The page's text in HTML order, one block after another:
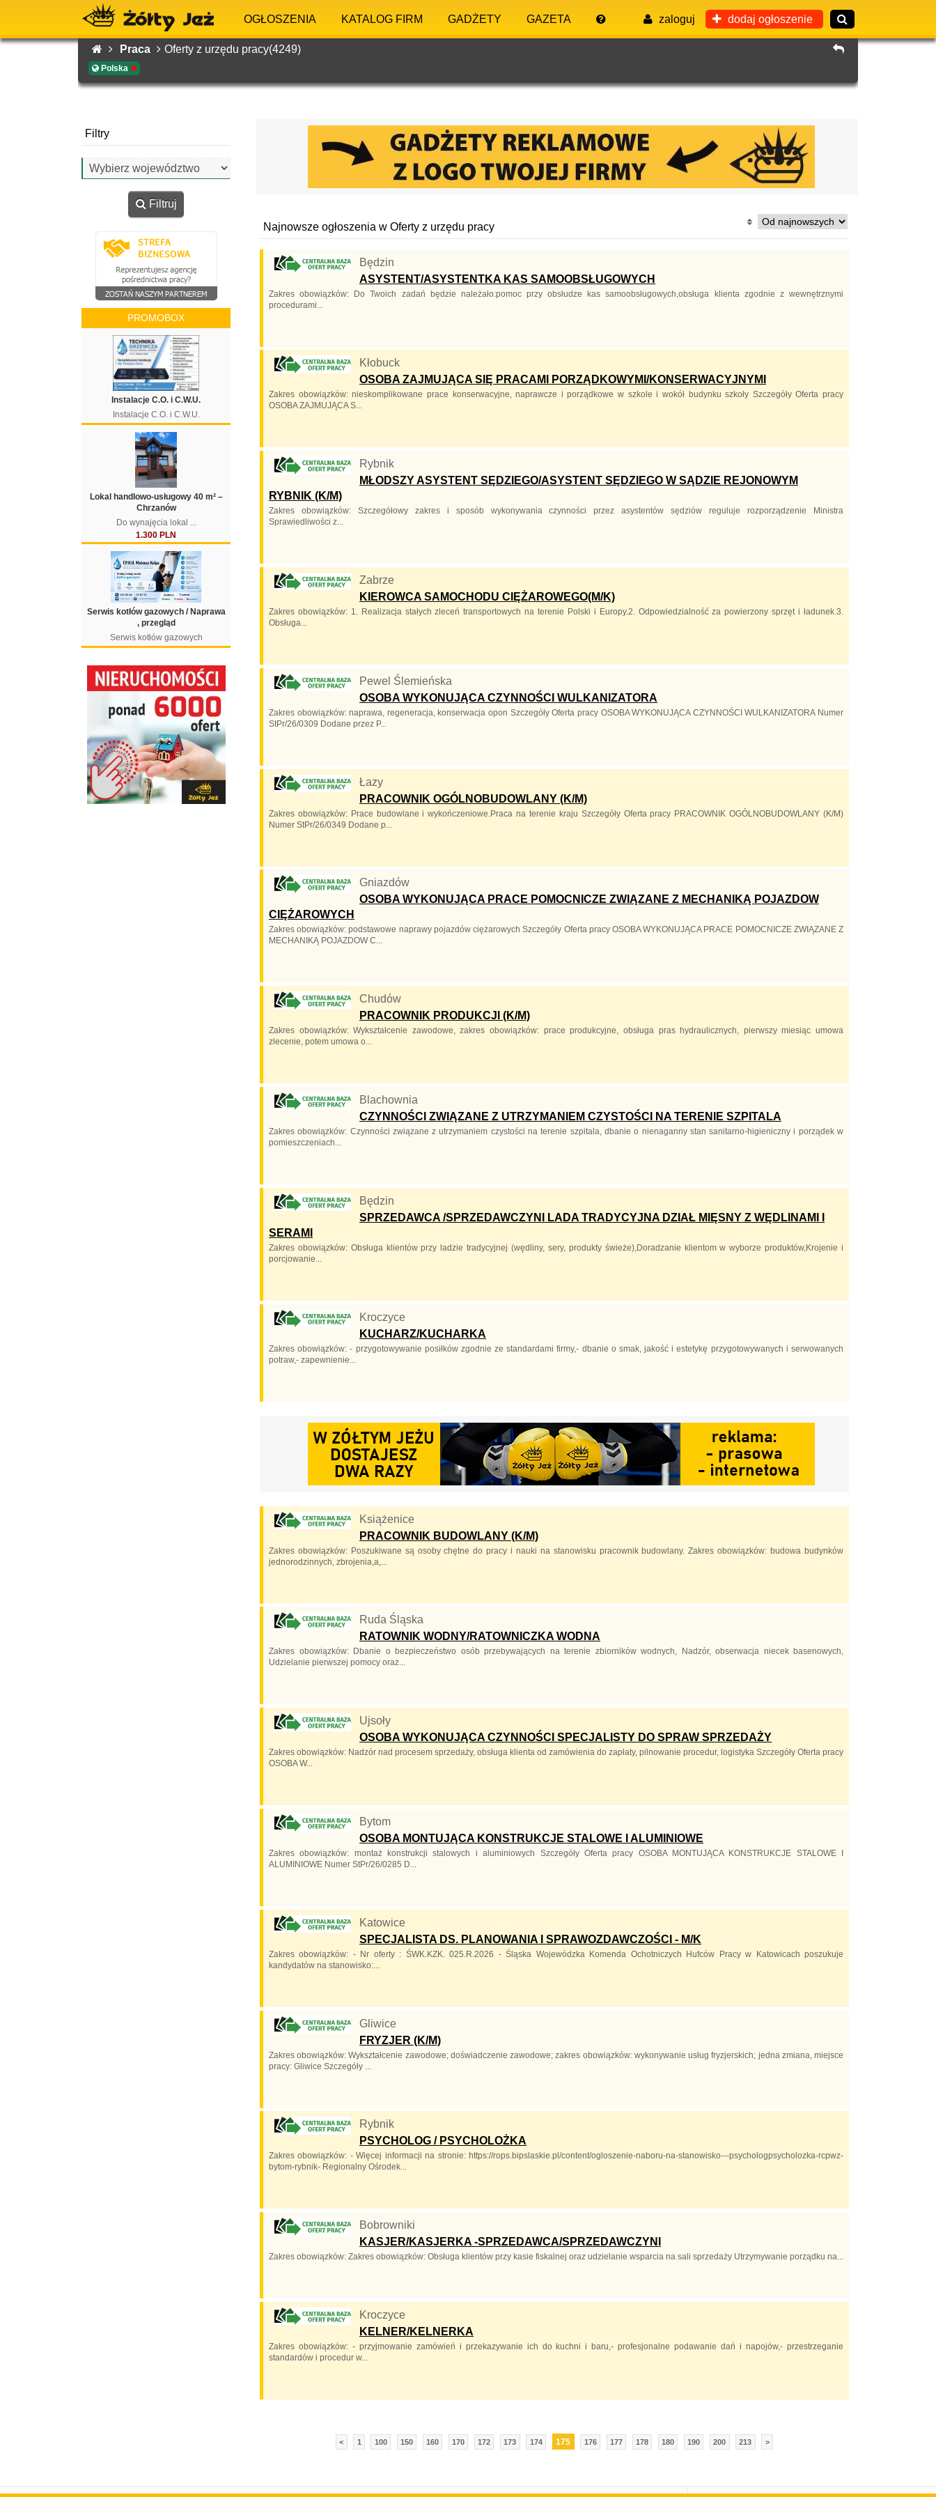
OGŁOSZENIA KATALOG FIRM GADŻETY GAZETA zaloguj dodaj ogłoszenie
Praca Oferty z urzędu pracy(4249)
Polska
Filtry
Filtruj
PROMOBOX
Instalacje C.O. i C.W.U.
Instalacje C.O. i C.W.U.
Lokal handlowo-usługowy 40 m² –
Chrzanów
Do wynajęcia lokal ...
1.300 PLN
Serwis kotłów gazowych / Naprawa
, przegląd
Serwis kotłów gazowych
Najnowsze ogłoszenia w Oferty z urzędu pracy
Będzin
ASYSTENT/ASYSTENTKA KAS SAMOOBSŁUGOWYCH
Zakres obowiązków: Do Twoich zadań będzie należało:pomoc przy obsłudze kas samoobsługowych,obsługa klienta zgodnie z wewnętrznymi
procedurami...
Kłobuck
OSOBA ZAJMUJĄCA SIĘ PRACAMI PORZĄDKOWYMI/KONSERWACYJNYMI
Zakres obowiązków: nieskomplikowane prace konserwacyjne, naprawcze i porządkowe w szkole i wokół budynku szkoły Szczegóły Oferta pracy
OSOBA ZAJMUJĄCA S...
Rybnik
MŁODSZY ASYSTENT SĘDZIEGO/ASYSTENT SĘDZIEGO W SĄDZIE REJONOWYM
RYBNIK (K/M)
Zakres obowiązków: Szczegółowy zakres i sposób wykonywania czynności przez asystentów sędziów reguluje rozporządzenie Ministra
Sprawiedliwości z...
Zabrze
KIEROWCA SAMOCHODU CIĘŻAROWEGO(M/K)
Zakres obowiązków: 1. Realizacja stałych zleceń transportowych na terenie Polski i Europy.2. Odpowiedzialność za powierzony sprzęt i ładunek.3.
Obsługa...
Pewel Ślemieńska
OSOBA WYKONUJĄCA CZYNNOŚCI WULKANIZATORA
Zakres obowiązków: naprawa, regeneracja, konserwacja opon Szczegóły Oferta pracy OSOBA WYKONUJĄCA CZYNNOŚCI WULKANIZATORA Numer
StPr/26/0309 Dodane przez P...
Łazy
PRACOWNIK OGÓLNOBUDOWLANY (K/M)
Zakres obowiązków: Prace budowlane i wykończeniowe.Praca na terenie kraju Szczegóły Oferta pracy PRACOWNIK OGÓLNOBUDOWLANY (K/M)
Numer StPr/26/0349 Dodane p...
Gniazdów
OSOBA WYKONUJĄCA PRACE POMOCNICZE ZWIĄZANE Z MECHANIKĄ POJAZDOW
CIĘŻAROWYCH
Zakres obowiązków: podstawowe naprawy pojazdów ciężarowych Szczegóły Oferta pracy OSOBA WYKONUJĄCA PRACE POMOCNICZE ZWIĄZANE Z
MECHANIKĄ POJAZDOW C...
Chudów
PRACOWNIK PRODUKCJI (K/M)
Zakres obowiązków: Wykształcenie zawodowe, zakres obowiązków: prace produkcyjne, obsługa pras hydraulicznych, pierwszy miesiąc umowa
zlecenie, potem umowa o...
Blachownia
CZYNNOŚCI ZWIĄZANE Z UTRZYMANIEM CZYSTOŚCI NA TERENIE SZPITALA
Zakres obowiązków: Czynności związane z utrzymaniem czystości na terenie szpitala, dbanie o nienaganny stan sanitarno-higieniczny i porządek w
pomieszczeniach...
Będzin
SPRZEDAWCA /SPRZEDAWCZYNI LADA TRADYCYJNA DZIAŁ MIĘSNY Z WĘDLINAMI I
SERAMI
Zakres obowiązków: Obsługa klientów przy ladzie tradycyjnej (wędliny, sery, produkty świeże),Doradzanie klientom w wyborze produktów,Krojenie i
porcjowanie...
Kroczyce
KUCHARZ/KUCHARKA
Zakres obowiązków: - przygotowywanie posiłków zgodnie ze standardami firmy,- dbanie o smak, jakość i estetykę przygotowywanych i serwowanych
potraw,- zapewnienie...
Książenice
PRACOWNIK BUDOWLANY (K/M)
Zakres obowiązków: Poszukiwane są osoby chętne do pracy i nauki na stanowisku pracownik budowlany. Zakres obowiązków: budowa budynków
jednorodzinnych, zbrojenia,a,...
Ruda Śląska
RATOWNIK WODNY/RATOWNICZKA WODNA
Zakres obowiązków: Dbanie o bezpieczeństwo osób przebywających na terenie zbiorników wodnych, Nadzór, obserwacja niecek basenowych,
Udzielanie pierwszej pomocy oraz...
Ujsoły
OSOBA WYKONUJĄCA CZYNNOŚCI SPECJALISTY DO SPRAW SPRZEDAŻY
Zakres obowiązków: Nadzór nad procesem sprzedaży, obsługa klienta od zamówienia do zapłaty, pilnowanie procedur, logistyka Szczegóły Oferta pracy
OSOBA W...
Bytom
OSOBA MONTUJĄCA KONSTRUKCJE STALOWE I ALUMINIOWE
Zakres obowiązków: montaż konstrukcji stalowych i aluminiowych Szczegóły Oferta pracy OSOBA MONTUJĄCA KONSTRUKCJE STALOWE I
ALUMINIOWE Numer StPr/26/0285 D...
Katowice
SPECJALISTA DS. PLANOWANIA I SPRAWOZDAWCZOŚCI - M/K
Zakres obowiązków: - Nr oferty : ŚWK.KZK. 025.R.2026 - Śląska Wojewódzka Komenda Ochotniczych Hufców Pracy w Katowicach poszukuje
kandydatów na stanowisko:...
Gliwice
FRYZJER (K/M)
Zakres obowiązków: Wykształcenie zawodowe; doświadczenie zawodowe; zakres obowiązków: wykonywanie usług fryzjerskich; jedna zmiana, miejsce
pracy: Gliwice Szczegóły ...
Rybnik
PSYCHOLOG / PSYCHOLOŻKA
Zakres obowiązków: - Więcej informacji na stronie: https://rops.bipslaskie.pl/content/ogloszenie-naboru-na-stanowisko---psychologpsycholozka-rcpwz-
bytom-rybnik- Regionalny Ośrodek...
Bobrowniki
KASJER/KASJERKA -SPRZEDAWCA/SPRZEDAWCZYNI
Zakres obowiązków: Zakres obowiązków: Obsługa klientów przy kasie fiskalnej oraz udzielanie wsparcia na sali sprzedaży Utrzymywanie porządku na...
Kroczyce
KELNER/KELNERKA
Zakres obowiązków: - przyjmowanie zamówień i przekazywanie ich do kuchni i baru,- profesjonalne podawanie dań i napojów,- przestrzeganie
standardów i procedur w...
< 1 100 150 160 170 172 173 174 175 176 177 178 180 190 200 213 >